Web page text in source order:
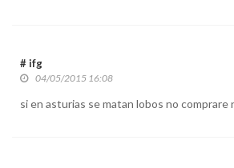
# ifg
04/05/2015 16:08
si en asturias se matan lobos no comprare